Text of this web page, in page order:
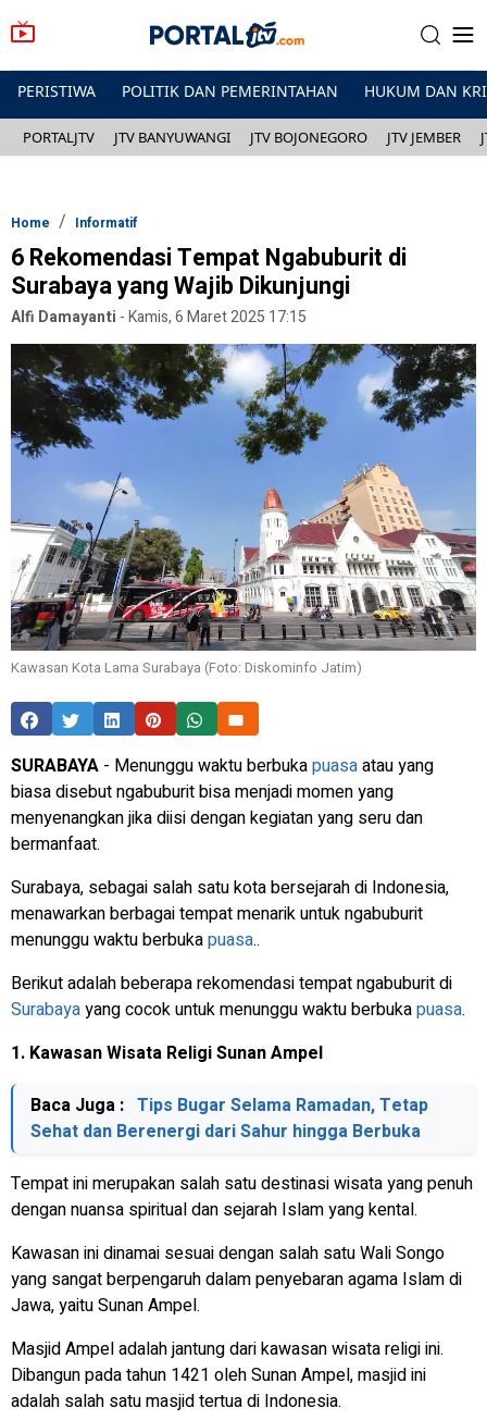
PERISTIWA POLITIK DAN PEMERINTAHAN HUKUM DAN
PORTALJTV JTV BANYUWANGI JTV BOJONEGORO JTV JEMBER
Home Informatif
6 Rekomendasi Tempat Ngabuburit di
Surabaya yang Wajib Dikunjungi
Alfi Damayanti -Kamis, 6 Maret 2025 17:15
Kawasan Kota Lama Surabaya (Foto: Diskominfo Jatim)
SURABAYA - Menunggu waktu berbukapuasaatau yang
biasa disebut ngabuburit bisa menjadi momen yang
menyenangkan jika diisi dengan kegiatan yang seru dan
bermanfaat.
Surabaya, sebagai salah satu kota bersejarah di Indonesia,
menawarkan berbagai tempat menarik untuk ngabuburit
menunggu waktu berbukapuasa..
Berikut adalah beberapa rekomendasi tempat ngabuburit di
Surabayayang cocok untuk menunggu waktu berbukapuasa.
1. Kawasan Wisata Religi Sunan Ampel
Baca Juga : Tips Bugar Selama Ramadan, Tetap
Sehat dan Berenergi dari Sahur hingga Berbuka
Tempat ini merupakan salah satu destinasi wisata yang penuh
dengan nuansa spiritual dan sejarah Islam yang kental.
Kawasan ini dinamai sesuai dengan salah satu Wali Songo
yang sangat berpengaruh dalam penyebaran agama Islam di
Jawa, yaitu Sunan Ampel.
Masjid Ampel adalah jantung dari kawasan wisata religi ini.
Dibangun pada tahun 1421 oleh Sunan Ampel, masjid ini
adalah salah satu masjid tertua di Indonesia.